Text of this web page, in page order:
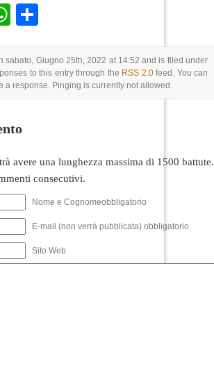
WhatsApp
sabato, Giugno 25th, 2022 at 14:52 and is filed under
to this entry through the RSS 2.0feed. You can
a response. Pinging is currently not allowed.
avere una lunghezza massima di 1500 battute.
consecutivi.
Nome e Cognomeobbligatorio
E-mail (non verrà pubblicata) obbligatorio
Sito Web